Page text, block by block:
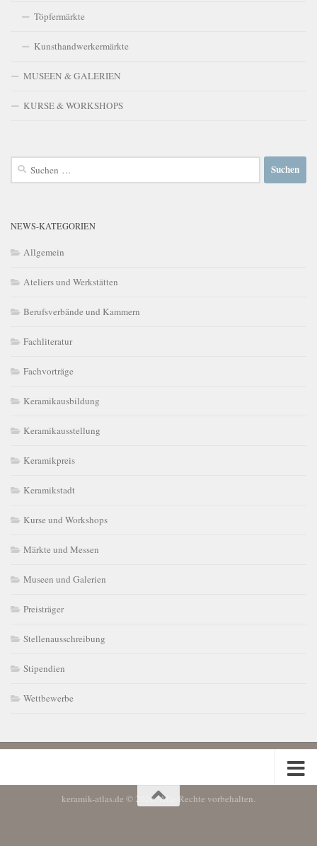
Töpfermärkte
Kunsthandwerkermärkte
MUSEEN & GALERIEN
KURSE & WORKSHOPS
Suchen
NEWS-KATEGORIEN
Allgemein
Ateliers und Werkstätten
Berufsverbände und Kammern
Fachliteratur
Fachvorträge
Keramikausbildung
Keramikausstellung
Keramikpreis
Keramikstadt
Kurse und Workshops
Märkte und Messen
Museen und Galerien
Preisträger
Stellenausschreibung
Stipendien
Wettbewerbe
keramik-atlas.de © 2026. Alle Rechte vorbehalten.